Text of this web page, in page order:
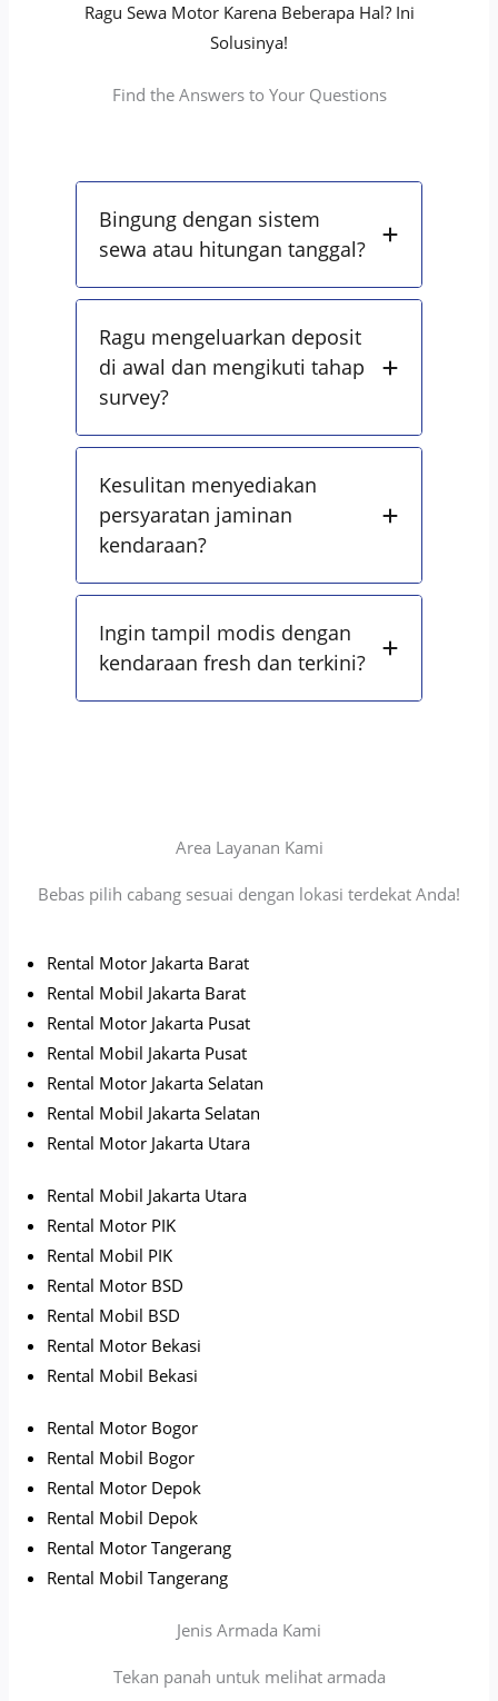
Ragu Sewa Motor Karena Beberapa Hal? Ini
Solusinya!
Find the Answers to Your Questions
Bingung dengan sistem
sewa atau hitungan tanggal?
Ragu mengeluarkan deposit
di awal dan mengikuti tahap
survey?
Kesulitan menyediakan
persyaratan jaminan
kendaraan?
Ingin tampil modis dengan
kendaraan fresh dan terkini?
Area Layanan Kami
Bebas pilih cabang sesuai dengan lokasi terdekat Anda!
Rental Motor Jakarta Barat
Rental Mobil Jakarta Barat
Rental Motor Jakarta Pusat
Rental Mobil Jakarta Pusat
Rental Motor Jakarta Selatan
Rental Mobil Jakarta Selatan
Rental Motor Jakarta Utara
Rental Mobil Jakarta Utara
Rental Motor PIK
Rental Mobil PIK
Rental Motor BSD
Rental Mobil BSD
Rental Motor Bekasi
Rental Mobil Bekasi
Rental Motor Bogor
Rental Mobil Bogor
Rental Motor Depok
Rental Mobil Depok
Rental Motor Tangerang
Rental Mobil Tangerang
Jenis Armada Kami
Tekan panah untuk melihat armada